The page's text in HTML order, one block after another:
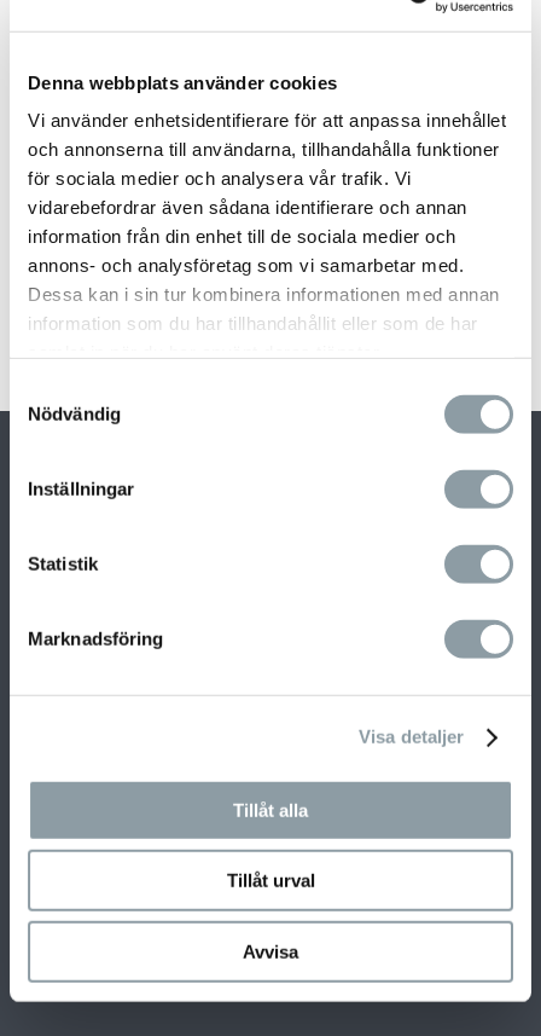
Denna webbplats använder cookies
Vi använder enhetsidentifierare för att anpassa innehållet
och annonserna till användarna, tillhandahålla funktioner
för sociala medier och analysera vår trafik. Vi
vidarebefordrar även sådana identifierare och annan
information från din enhet till de sociala medier och
annons- och analysföretag som vi samarbetar med.
Dessa kan i sin tur kombinera informationen med annan
information som du har tillhandahållit eller som de har
Nödvändig
Inställningar
Statistik
Marknadsföring
Visa detaljer
Tillåt alla
Tillåt urval
Avvisa
Recent Posts
Persienner eller gardiner, vad är bäst för dig?
Pergola – en elegant lösning för din trädgård
Våra gardiner skapar varmare atmosfär
God Jul och Gott Nytt År
1 552 persienner till Kronprinsen i Malmö
Recent Comments
Inga kommentarer att visa.
Vi erbjuder helhetslösningar där vår kunniga och
erfarna personal guidar er genom hela
processen för att hitta de mest optimala
lösningarna för ert hem eller företag.